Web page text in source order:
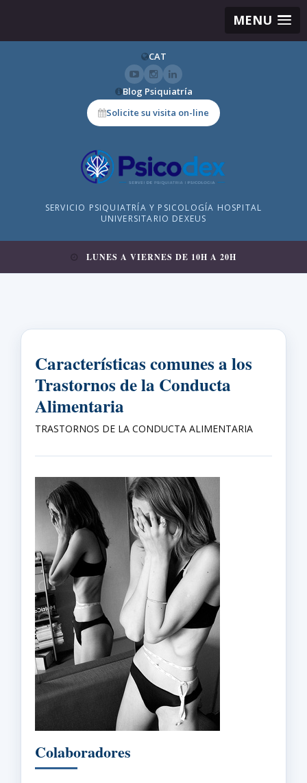
MENU
CAT
Blog Psiquiatría
Solicite su visita on-line
SERVICIO PSIQUIATRÍA Y PSICOLOGÍA HOSPITAL
UNIVERSITARIO DEXEUS
LUNES A VIERNES DE 10H A 20H
Características comunes a los
Trastornos de la Conducta
Alimentaria
TRASTORNOS DE LA CONDUCTA ALIMENTARIA
Colaboradores